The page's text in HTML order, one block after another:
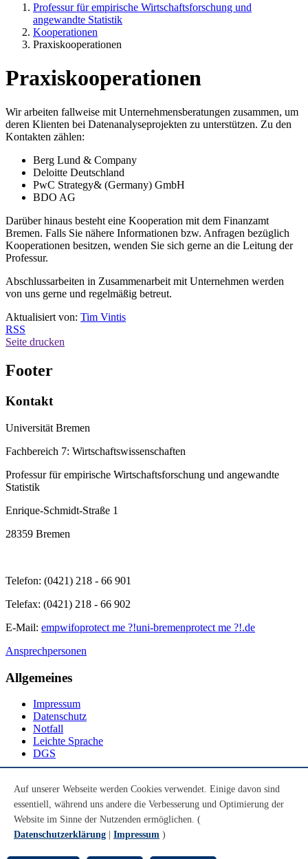
Professur für empirische Wirtschaftsforschung und
angewandte Statistik
Kooperationen
Praxiskooperationen
Praxiskooperationen
Wir arbeiten fallweise mit Unternehmensberatungen zusammen, um
deren Klienten bei Datenanalyseprojekten zu unterstützen. Zu den
Kontakten zählen:
Berg Lund & Company
Deloitte Deutschland
PwC Strategy& (Germany) GmbH
BDO AG
Darüber hinaus besteht eine Kooperation mit dem Finanzamt
Bremen. Falls Sie nähere Informationen bzw. Anfragen bezüglich
Kooperationen besitzen, wenden Sie sich gerne an die Leitung der
Professur.
Abschlussarbeiten in Zusammenarbeit mit Unternehmen werden
von uns gerne und regelmäßig betreut.
Aktualisiert von: Tim Vintis
RSS
Seite drucken
Footer
Kontakt
Universität Bremen
Fachbereich 7: Wirtschaftswissenschaften
Professur für empirische Wirtschaftsforschung und angewandte
Statistik
Enrique-Schmidt-Straße 1
28359 Bremen
Telefon: (0421) 218 - 66 901
Telefax: (0421) 218 - 66 902
E-Mail: empwifoprotect me ?!uni-bremenprotect me ?!.de
Ansprechpersonen
Allgemeines
Impressum
Datenschutz
Notfall
Leichte Sprache
DGS
Youtube
Instagram
LinkedIn
Auf unserer Webseite werden Cookies verwendet. Einige davon sind
essentiell, während uns andere die Verbesserung und Optimierung der
Website im Sinne der Nutzenden ermöglichen. (
Datenschutzerklärung
Impressum )